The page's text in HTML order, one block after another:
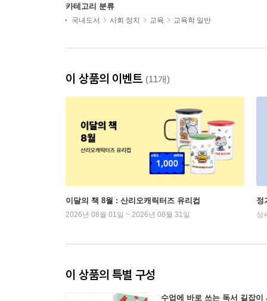
카테고리 분류
국내도서 사회 정치 교육 교육학 일반
이 상품의 이벤트 (11개)
이달의 책 8월 : 산리오캐릭터즈 유리컵
2026년 08월 01일 ~ 2026년 08월 31일
정
상
이 상품의 특별 구성
수업에 바로 쓰는 독서 길잡이